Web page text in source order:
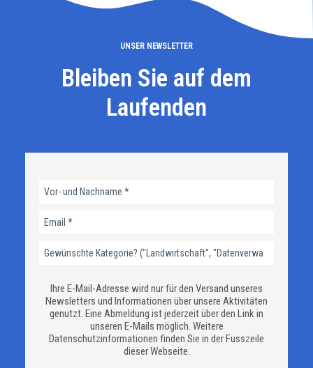
UNSER NEWSLETTER
Bleiben Sie auf dem
Laufenden
Ihre E-Mail-Adresse wird nur für den Versand unseres
Newsletters und Informationen über unsere Aktivitäten
genutzt. Eine Abmeldung ist jederzeit über den Link in
unseren E-Mails möglich. Weitere
Datenschutzinformationen finden Sie in der Fusszeile
dieser Webseite.